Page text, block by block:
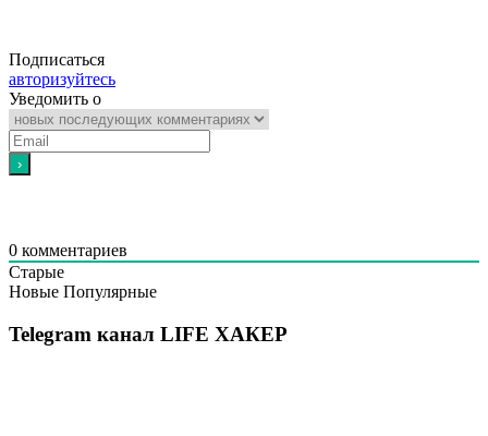
Подписаться
авторизуйтесь
Уведомить о
0 комментариев
Старые
Новые Популярные
Telegram канал LIFE ХАКЕР